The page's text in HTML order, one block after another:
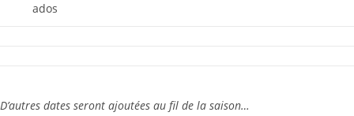
ados
D’autres dates seront ajoutées au fil de la saison…